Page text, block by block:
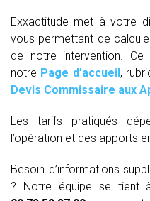
Exxactitude met à votre
vous permettant de
de notre intervention.
notre Page d’accueil,
Devis Commissaire aux
Les tarifs pratiqués
l’opération et des apports
Besoin d’informations
? Notre équipe se tient